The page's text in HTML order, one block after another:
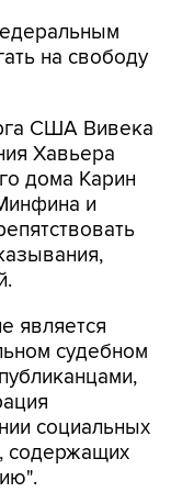
на свободу
США Вивека
Хавьера
дома Карин
и
является
судебном
социальных
содержащих